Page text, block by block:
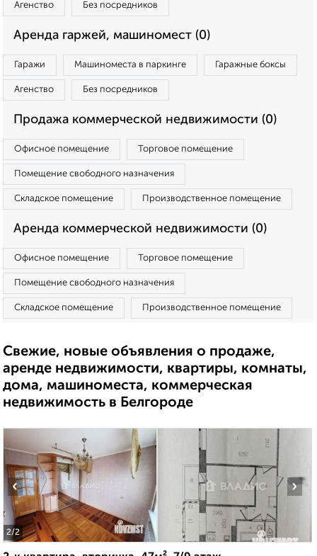
Агенство Без посредников
Аренда гаржей, машиномест (0)
Гаражи Машиноместа в паркинге Гаражные боксы
Агенство Без посредников
Продажа коммерческой недвижимости (0)
Офисное помещение Торговое помещение
Помещение свободного назначения
Складское помещение Производственное помещение
Аренда коммерческой недвижимости (0)
Офисное помещение Торговое помещение
Помещение свободного назначения
Складское помещение Производственное помещение
Свежие, новые объявления о продаже,
аренде недвижимости, квартиры, комнаты,
дома, машиноместа, коммерческая
недвижимость в Белгороде
2/2
‹ ›